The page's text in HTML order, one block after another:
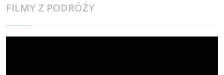
FILMY Z PODRÓŻY